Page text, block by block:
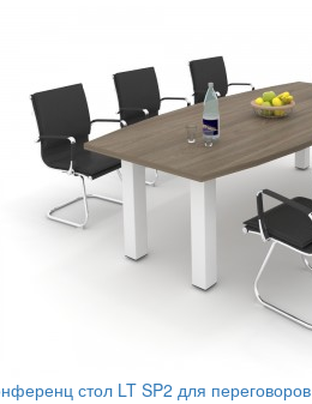
стол LT SP2 для переговоров